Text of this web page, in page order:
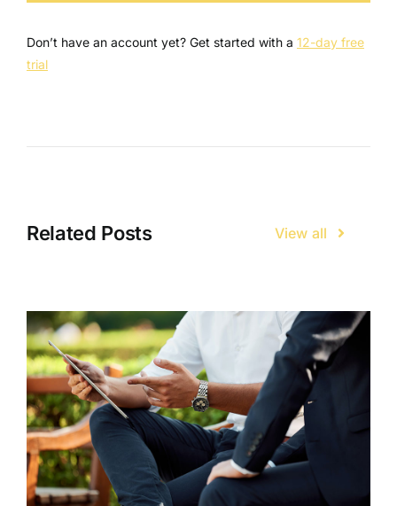
Don’t have an account yet? Get started with a 12-day free
trial
Related Posts View all